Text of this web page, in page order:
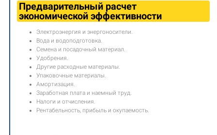
Предварительный расчет
экономической эффективности
Электроэнергия и энергоносители.
Вода и водоподготовка.
Семена и посадочный материал.
Удобрения.
Другие расходные материалы.
Упаковочные материалы.
Амортизация.
Заработная плата и наемный труд.
Налоги и отчисления.
Рентабельность, прибыль и окупаемость.